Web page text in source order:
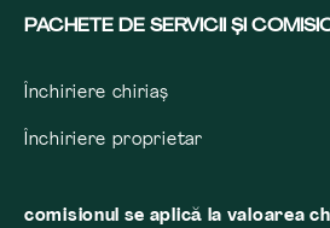
PACHETE DE SERVICII ȘI
Închiriere chiriaș
Închiriere proprietar
comisionul se aplică la valoarea